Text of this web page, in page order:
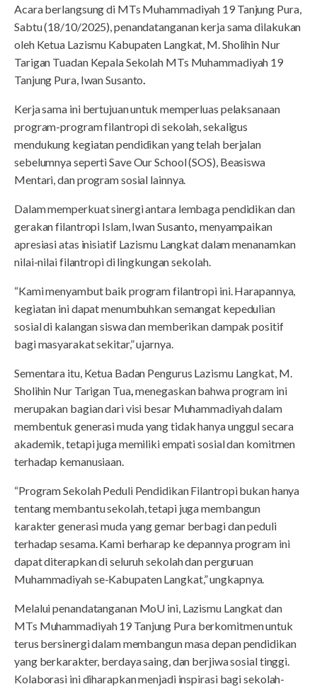
Acara berlangsung di MTs Muhammadiyah 19 Tanjung Pura,
Sabtu (18/10/2025), penandatanganan kerja sama dilakukan
oleh Ketua Lazismu Kabupaten Langkat, M. Sholihin Nur
Tarigan Tuadan Kepala Sekolah MTs Muhammadiyah 19
Tanjung Pura, Iwan Susanto.
Kerja sama ini bertujuan untuk memperluas pelaksanaan
program-program filantropi di sekolah, sekaligus
mendukung kegiatan pendidikan yang telah berjalan
sebelumnya seperti Save Our School (SOS), Beasiswa
Mentari, dan program sosial lainnya.
Dalam memperkuat sinergi antara lembaga pendidikan dan
gerakan filantropi Islam, Iwan Susanto, menyampaikan
apresiasi atas inisiatif Lazismu Langkat dalam menanamkan
nilai-nilai filantropi di lingkungan sekolah.
“Kami menyambut baik program filantropi ini. Harapannya,
kegiatan ini dapat menumbuhkan semangat kepedulian
sosial di kalangan siswa dan memberikan dampak positif
bagi masyarakat sekitar,” ujarnya.
Sementara itu, Ketua Badan Pengurus Lazismu Langkat, M.
Sholihin Nur Tarigan Tua,menegaskan bahwa program ini
merupakan bagian dari visi besar Muhammadiyah dalam
membentuk generasi muda yang tidak hanya unggul secara
akademik, tetapi juga memiliki empati sosial dan komitmen
terhadap kemanusiaan.
“Program Sekolah Peduli Pendidikan Filantropi bukan hanya
tentang membantu sekolah, tetapi juga membangun
karakter generasi muda yang gemar berbagi dan peduli
terhadap sesama. Kami berharap ke depannya program ini
dapat diterapkan di seluruh sekolah dan perguruan
Muhammadiyah se-Kabupaten Langkat,” ungkapnya.
Melalui penandatanganan MoU ini, Lazismu Langkat dan
MTs Muhammadiyah 19 Tanjung Pura berkomitmen untuk
terus bersinergi dalam membangun masa depan pendidikan
yang berkarakter, berdaya saing, dan berjiwa sosial tinggi.
Kolaborasi ini diharapkan menjadi inspirasi bagi sekolah-